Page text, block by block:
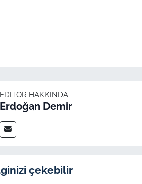
EDITÖR HAKKINDA
Erdoğan Demir
çekebilir